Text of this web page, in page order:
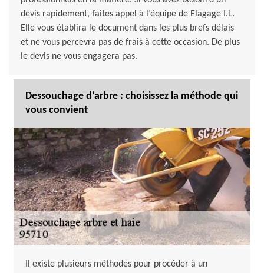
devis rapidement, faites appel à l’équipe de Elagage I.L.
Elle vous établira le document dans les plus brefs délais
et ne vous percevra pas de frais à cette occasion. De plus
le devis ne vous engagera pas.
Dessouchage d’arbre : choisissez la méthode qui
vous convient
Il existe plusieurs méthodes pour procéder à un